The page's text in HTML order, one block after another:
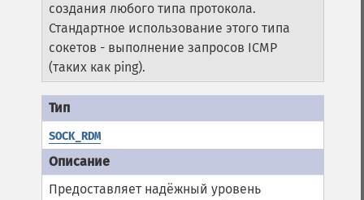
создания любого типа протокола.
Стандартное использование этого типа
сокетов - выполнение запросов ICMP
(таких как ping).
SOCK_RDM
Предоставляет надёжный уровень